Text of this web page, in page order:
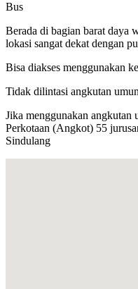
Bus
Berada di bagian barat daya
lokasi sangat dekat dengan
Bisa diakses menggunakan
Tidak dilintasi angkutan
Jika menggunakan
Perkotaan (Angkot) 55
Sindulang